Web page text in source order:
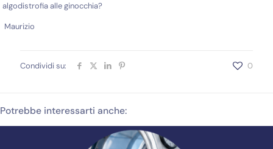
algodistrofia alle ginocchia?
Maurizio
Condividi su: 0
Potrebbe interessarti anche: